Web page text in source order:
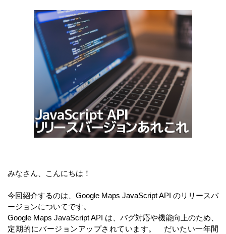
みなさん、こんにちは！
今回紹介するのは、Google Maps JavaScript API のリリースバ
ージョンについてです。
Google Maps JavaScript API は、バグ対応や機能向上のため、
定期的にバージョンアップされています。 だいたい一年間